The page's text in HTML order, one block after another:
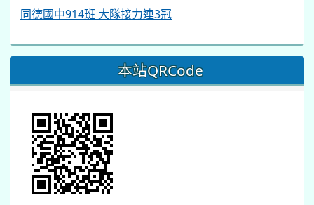
同德國中914班 大隊接力連3冠
本站QRCode